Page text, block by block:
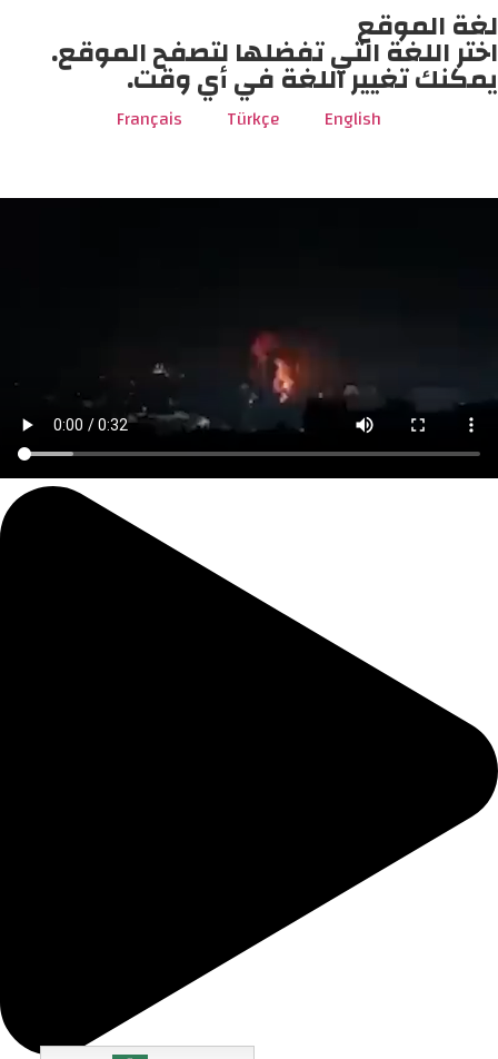
لغة الموقع
اختر اللغة التي تفضلها لتصفح الموقع.
يمكنك تغيير اللغة في أي وقت.
English
Türkçe
Français